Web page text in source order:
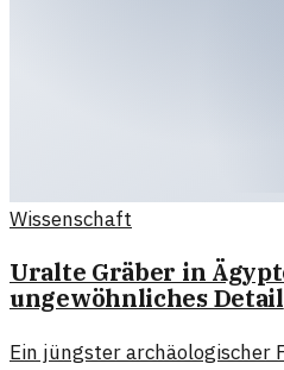
Wissenschaft
Uralte Gräber in
ungewöhnliches Detail
Ein jüngster archäologischer